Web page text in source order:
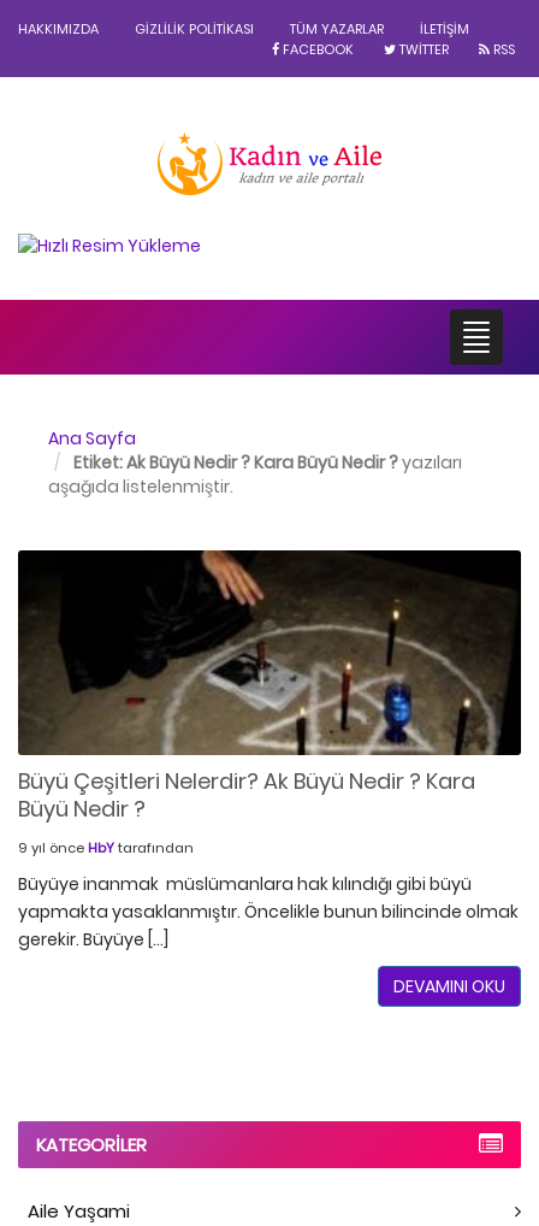
HAKKIMIZDA GIZLILIK POLITIKASI TÜM YAZARLAR
İLETIŞIM
FACEBOOK
TWITTER RSS
Ana Sayfa
Etiket:Ak Büyü Nedir ? Kara Büyü Nedir ?yazıları
aşağıda listelenmiştir.
Büyü Çeşitleri Nelerdir? Ak Büyü Nedir ? Kara
Büyü Nedir ?
9 yıl önceHbYtarafından
Büyüye inanmak müslümanlara hak kılındığı gibi büyü
yapmakta yasaklanmıştır. Öncelikle bunun bilincinde olmak
gerekir. Büyüye […]
DEVAMINI OKU
KATEGORILER
Aile Yaşami